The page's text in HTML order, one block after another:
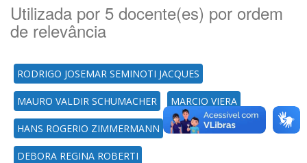
Utilizada por 5 docente(es) por ordem
de relevância
RODRIGO JOSEMAR SEMINOTI JACQUES
MAURO VALDIR SCHUMACHER MARCIO VIERA
HANS ROGERIO ZIMMERMANN
DEBORA REGINA ROBERTI